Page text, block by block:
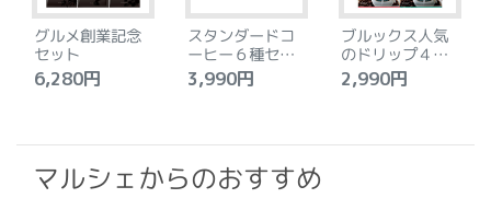
グルメ創業記念
セット
6,280円
スタンダードコ
ーヒー６種セッ
ト
3,990円
ブルックス人気
のドリップ４種
セット
2,990円
マルシェからのおすすめ